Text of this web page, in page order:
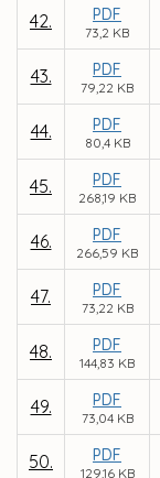
42. PDF
73,2 KB
43. PDF
79,22 KB
44. PDF
80,4 KB
45. PDF
268,19 KB
46. PDF
266,59 KB
47. PDF
73,22 KB
48. PDF
144,83 KB
49. PDF
73,04 KB
50. PDF
129,16 KB